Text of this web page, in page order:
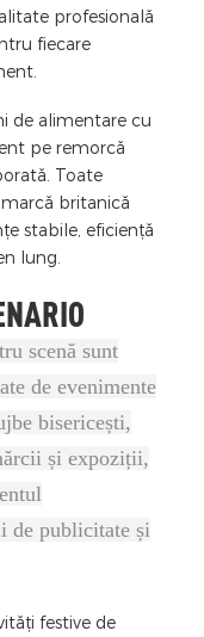
profesională
fiecare
de alimentare cu
pe remorcă
Toate
britanică
stabile, eficiență
lung.
scenă sunt
de evenimente
bisericești,
și expoziții,
de publicitate și